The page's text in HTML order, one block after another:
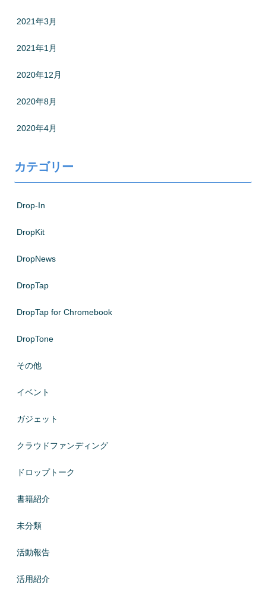
2021年3月
2021年1月
2020年12月
2020年8月
2020年4月
カテゴリー
Drop-In
DropKit
DropNews
DropTap
DropTap for Chromebook
DropTone
その他
イベント
ガジェット
クラウドファンディング
ドロップトーク
書籍紹介
未分類
活動報告
活用紹介